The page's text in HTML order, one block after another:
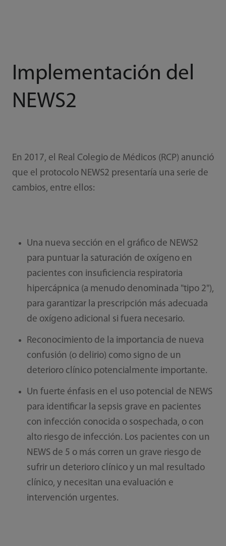
Implementación del
NEWS2
En 2017, el Real Colegio de Médicos (RCP) anunció
que el protocolo NEWS2 presentaría una serie de
cambios, entre ellos:
Una nueva sección en el gráfico de NEWS2
para puntuar la saturación de oxígeno en
pacientes con insuficiencia respiratoria
hipercápnica (a menudo denominada "tipo 2"),
para garantizar la prescripción más adecuada
de oxígeno adicional si fuera necesario.
Reconocimiento de la importancia de nueva
confusión (o delirio) como signo de un
deterioro clínico potencialmente importante.
Un fuerte énfasis en el uso potencial de NEWS
para identificar la sepsis grave en pacientes
con infección conocida o sospechada, o con
alto riesgo de infección. Los pacientes con un
NEWS de 5 o más corren un grave riesgo de
sufrir un deterioro clínico y un mal resultado
clínico, y necesitan una evaluación e
intervención urgentes.